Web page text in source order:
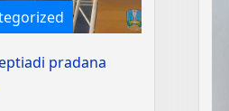
pradana